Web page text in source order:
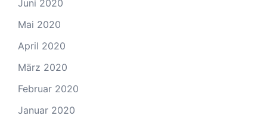
Juni 2020
Mai 2020
April 2020
März 2020
Februar 2020
Januar 2020